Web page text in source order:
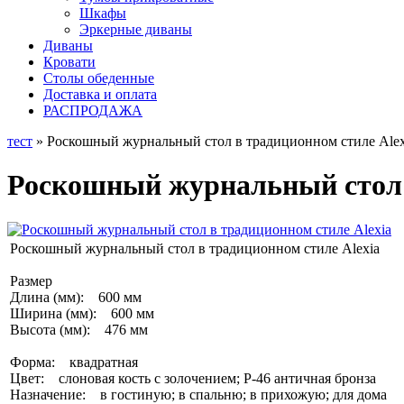
Шкафы
Эркерные диваны
Диваны
Кровати
Столы обеденные
Доставка и оплата
РАСПРОДАЖА
тест » Роскошный журнальный стол в традиционном стиле
Роскошный журнальный
Роскошный журнальный стол в традиционном стиле Alexia
Размер
Длина (мм): 600 мм
Ширина (мм): 600 мм
Высота (мм): 476 мм
Форма: квадратная
Цвет: слоновая кость с золочением; Р-46 античная бронза
Назначение: в гостиную; в спальню; в прихожую; для дома